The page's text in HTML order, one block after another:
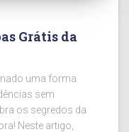
Grátis da
uma forma
sem
os segredos da
Neste artigo,